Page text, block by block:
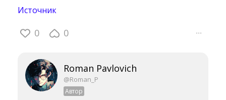
Источник
0 0 ···
Roman Pavlovich
@Roman_P
Автор